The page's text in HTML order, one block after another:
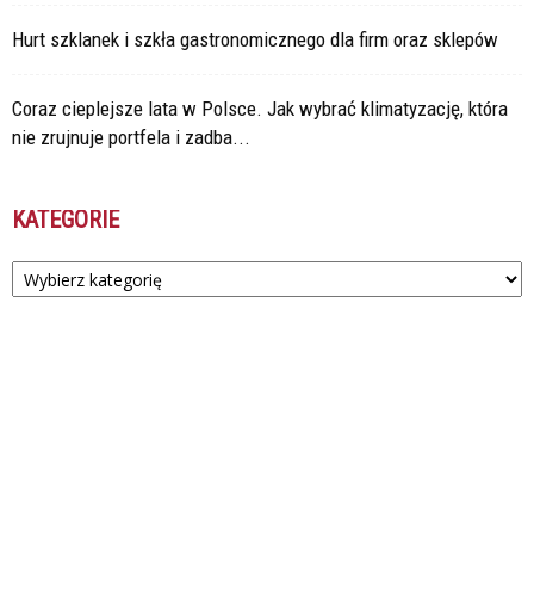
Hurt szklanek i szkła gastronomicznego dla firm oraz sklepów
Coraz cieplejsze lata w Polsce. Jak wybrać klimatyzację, która
nie zrujnuje portfela i zadba...
KATEGORIE
Kategorie